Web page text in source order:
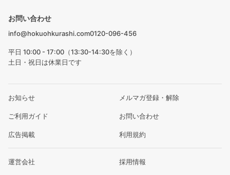
お問い合わせ
info@hokuohkurashi.com0120-096-456
平日 10:00 - 17:00（13:30-14:30を除く）
土日・祝日は休業日です
お知らせ メルマガ登録・解除
ご利用ガイド お問い合わせ
広告掲載 利用規約
運営会社 採用情報